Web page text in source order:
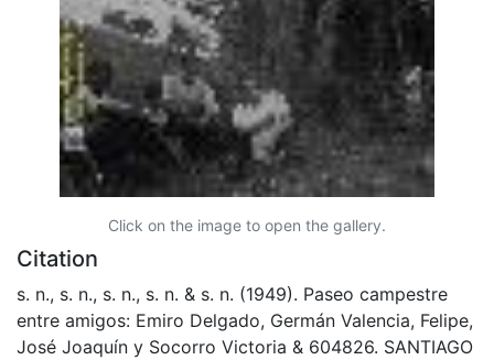
Click on the image to open the gallery.
Citation
s. n., s. n., s. n., s. n. & s. n. (1949). Paseo campestre
entre amigos: Emiro Delgado, Germán Valencia, Felipe,
José Joaquín y Socorro Victoria & 604826. SANTIAGO